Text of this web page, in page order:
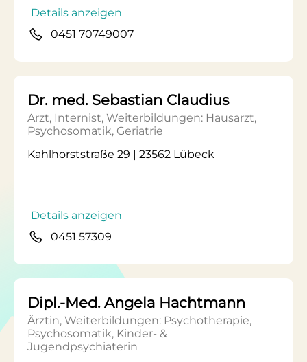
Details anzeigen
0451 70749007
Dr. med. Sebastian Claudius
Arzt, Internist, Weiterbildungen: Hausarzt,
Psychosomatik, Geriatrie
Kahlhorststraße 29 | 23562 Lübeck
Details anzeigen
0451 57309
Dipl.-Med. Angela Hachtmann
Ärztin, Weiterbildungen: Psychotherapie,
Psychosomatik, Kinder- &
Jugendpsychiaterin